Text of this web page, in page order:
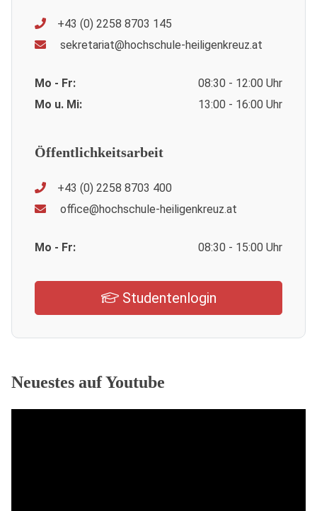
+43 (0) 2258 8703 145
sekretariat@hochschule-heiligenkreuz.at
Mo - Fr:
08:30 - 12:00 Uhr
Mo u. Mi:
13:00 - 16:00 Uhr
Öffentlichkeitsarbeit
+43 (0) 2258 8703 400
office@hochschule-heiligenkreuz.at
Mo - Fr: 08:30 - 15:00 Uhr
Studentenlogin
Neuestes auf Youtube